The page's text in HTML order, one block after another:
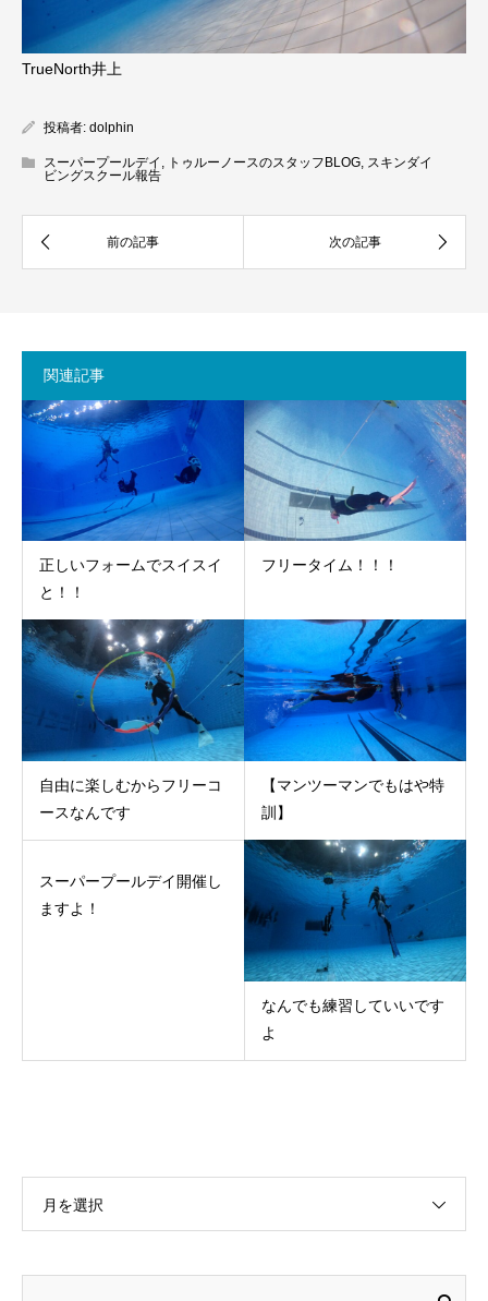
TrueNorth井上
投稿者: dolphin
スーパープールデイ トゥルーノースのスタッフBLOG スキンダイ
ビングスクール報告
関連記事
正しいフォームでスイスイ
と！！
フリータイム！！！
自由に楽しむからフリーコ
ースなんです
【マンツーマンでもはや特
訓】
スーパープールデイ開催し
ますよ！
なんでも練習していいです
よ
月を選択